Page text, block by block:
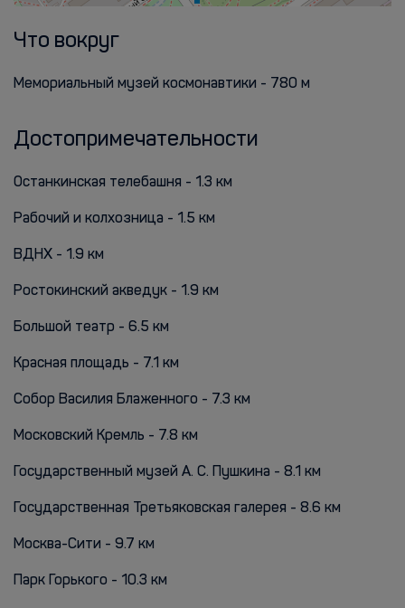
Что вокруг
Мемориальный музей космонавтики - 780 м
Достопримечательности
Останкинская телебашня - 1.3 км
Рабочий и колхозница - 1.5 км
ВДНХ - 1.9 км
Ростокинский акведук - 1.9 км
Большой театр - 6.5 км
Красная площадь - 7.1 км
Собор Василия Блаженного - 7.3 км
Московский Кремль - 7.8 км
Государственный музей А. С. Пушкина - 8.1 км
Государственная Третьяковская галерея - 8.6 км
Москва-Сити - 9.7 км
Парк Горького - 10.3 км